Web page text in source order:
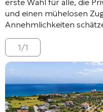
und einen mühelosen
Annehmlichkeiten
1/1